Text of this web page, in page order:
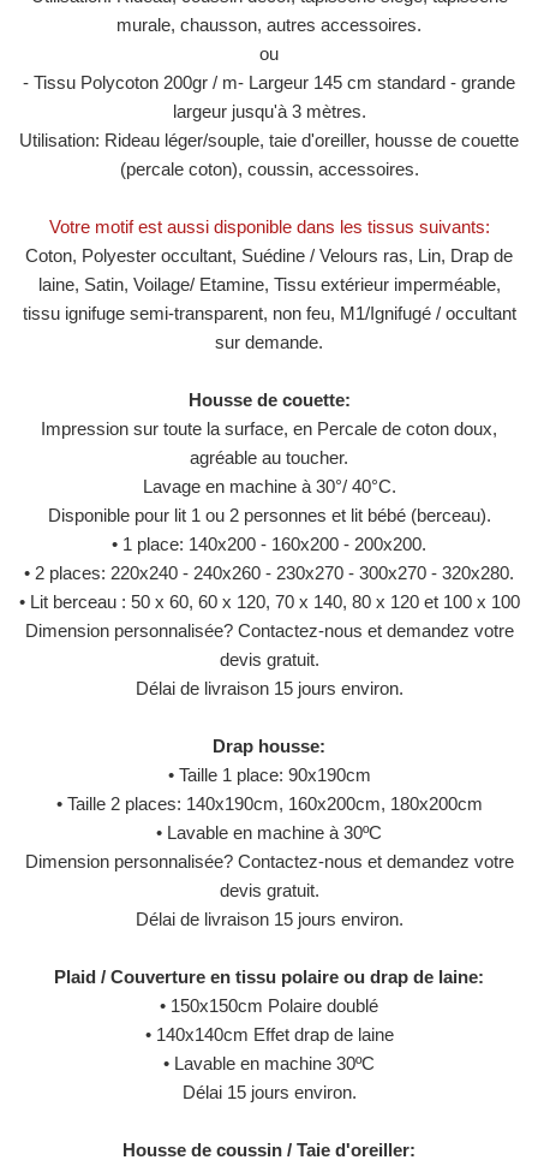
murale, chausson, autres accessoires.
ou
- Tissu Polycoton 200gr / m- Largeur 145 cm standard - grande
largeur jusqu'à 3 mètres.
Utilisation: Rideau léger/souple, taie d'oreiller, housse de couette
(percale coton), coussin, accessoires.
Votre motif est aussi disponible dans les tissus suivants:
Coton, Polyester occultant, Suédine / Velours ras, Lin, Drap de
laine, Satin, Voilage/ Etamine, Tissu extérieur imperméable,
tissu ignifuge semi-transparent, non feu, M1/​​Ignifugé / occultant
sur demande.
Housse de couette:
Impression sur toute la surface, en Percale de coton doux,
agréable au toucher.
Lavage en machine à 30°/ 40°C.
Disponible pour lit 1 ou 2 personnes et lit bébé (berceau).
• 1 place: 140x200 - 160x200 - 200x200.
• 2 places: 220x240 - 240x260 - 230x270 - 300x270 - 320x280.
• Lit berceau : 50 x 60, 60 x 120, 70 x 140, 80 x 120 et 100 x 100
Dimension personnalisée? Contactez-nous et demandez votre
devis gratuit.
Délai de livraison 15 jours environ.
Drap housse:
• Taille 1 place: 90x190cm
• Taille 2 places: 140x190cm, 160x200cm, 180x200cm
• Lavable en machine à 30ºC
Dimension personnalisée? Contactez-nous et demandez votre
devis gratuit.
Délai de livraison 15 jours environ.
Plaid / Couverture en tissu polaire ou drap de laine:
• 150x150cm Polaire doublé
• 140x140cm Effet drap de laine
• Lavable en machine 30ºC
Délai 15 jours environ.
Housse de coussin / Taie d'oreiller: